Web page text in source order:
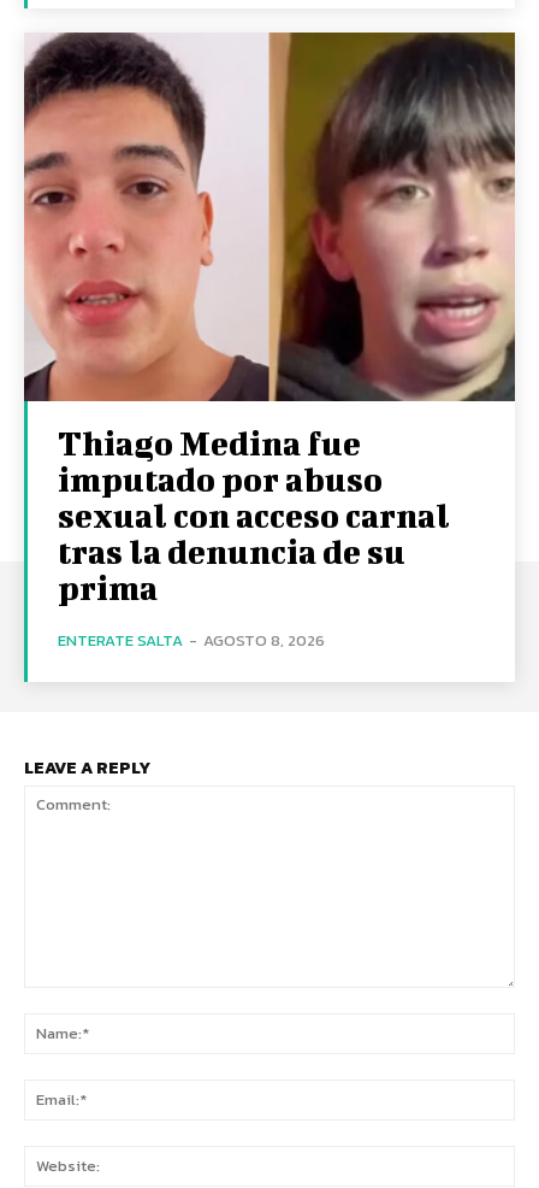
Thiago Medina fue
imputado por abuso
sexual con acceso carnal
tras la denuncia de su
prima
ENTERATE SALTA - AGOSTO 8, 2026
LEAVE A REPLY